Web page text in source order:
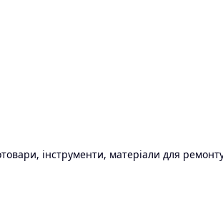
інструменти, матеріали для